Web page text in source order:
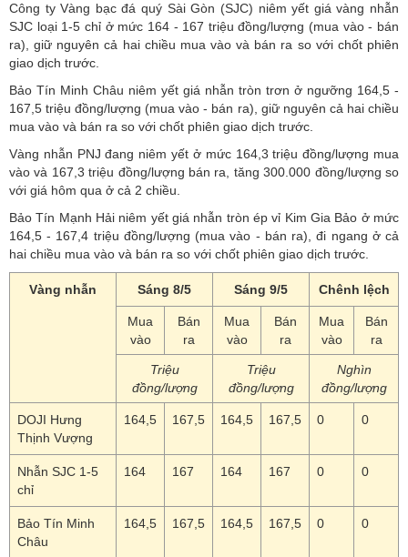
Công ty Vàng bạc đá quý Sài Gòn (SJC) niêm yết giá vàng nhẫn
SJC loại 1-5 chỉ ở mức 164 - 167 triệu đồng/lượng (mua vào - bán
ra), giữ nguyên cả hai chiều mua vào và bán ra so với chốt phiên
giao dịch trước.
Bảo Tín Minh Châu niêm yết giá nhẫn tròn trơn ở ngưỡng 164,5 -
167,5 triệu đồng/lượng (mua vào - bán ra), giữ nguyên cả hai chiều
mua vào và bán ra so với chốt phiên giao dịch trước.
Vàng nhẫn PNJ đang niêm yết ở mức 164,3 triệu đồng/lượng mua
vào và 167,3 triệu đồng/lượng bán ra, tăng 300.000 đồng/lượng so
với giá hôm qua ở cả 2 chiều.
Bảo Tín Mạnh Hải niêm yết giá nhẫn tròn ép vỉ Kim Gia Bảo ở mức
164,5 - 167,4 triệu đồng/lượng (mua vào - bán ra), đi ngang ở cả
hai chiều mua vào và bán ra so với chốt phiên giao dịch trước.
Vàng nhẫn Sáng 8/5 Sáng 9/5 Chênh lệch
Mua
vào
Bán
ra
Mua
vào
Bán
ra
Mua
vào
Bán
ra
Triệu
đồng/lượng
Triệu
đồng/lượng
Nghìn
đồng/lượng
DOJI Hưng
Thịnh Vượng
164,5 167,5 164,5 167,5 0 0
Nhẫn SJC 1-5
chỉ
164 167 164 167 0 0
Bảo Tín Minh
Châu
164,5 167,5 164,5 167,5 0 0